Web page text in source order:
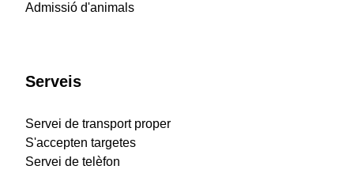
Admissió d'animals
Serveis
Servei de transport proper
S'accepten targetes
Servei de telèfon